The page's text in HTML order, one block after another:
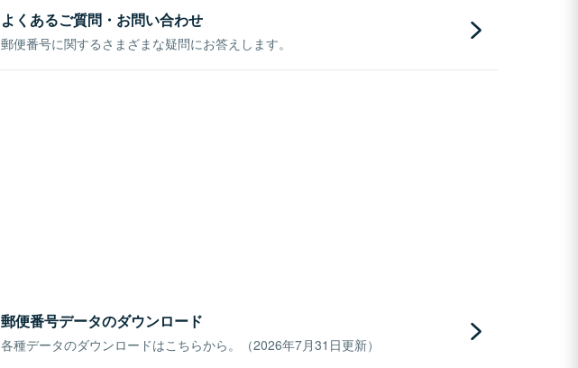
よくあるご質問・お問い合わせ
郵便番号に関するさまざまな疑問にお答えします。
郵便番号データのダウンロード
各種データのダウンロードはこちらから。（2026年7月31日更新）